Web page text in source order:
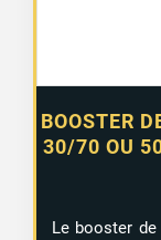
BOOSTER
30/70 OU
Le booster